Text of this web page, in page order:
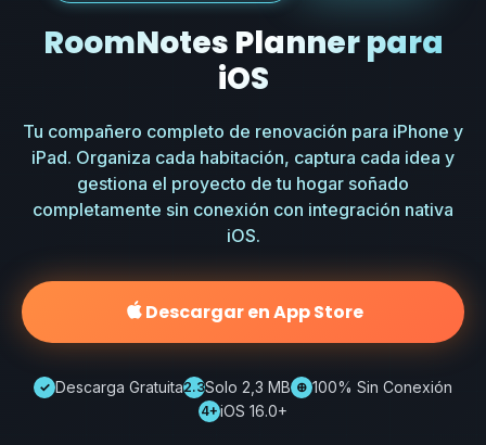
RoomNotes Planner para
iOS
Tu compañero completo de renovación para iPhone y
iPad. Organiza cada habitación, captura cada idea y
gestiona el proyecto de tu hogar soñado
completamente sin conexión con integración nativa
iOS.
Descargar en App Store
✓ Descarga Gratuita2.3Solo 2,3 MB ⊕ 100% Sin Conexión
4+ iOS 16.0+